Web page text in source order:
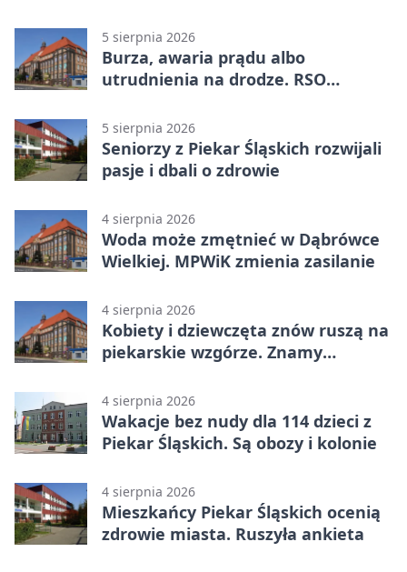
5 sierpnia 2026
Burza, awaria prądu albo
utrudnienia na drodze. RSO
5 sierpnia 2026
Seniorzy z Piekar Śląskich rozwijali
pasje i dbali o zdrowie
4 sierpnia 2026
Woda może zmętnieć w Dąbrówce
Wielkiej. MPWiK zmienia zasilanie
4 sierpnia 2026
Kobiety i dziewczęta znów ruszą na
piekarskie wzgórze. Znamy
4 sierpnia 2026
Wakacje bez nudy dla 114 dzieci z
Piekar Śląskich. Są obozy i kolonie
4 sierpnia 2026
Mieszkańcy Piekar Śląskich ocenią
zdrowie miasta. Ruszyła ankieta